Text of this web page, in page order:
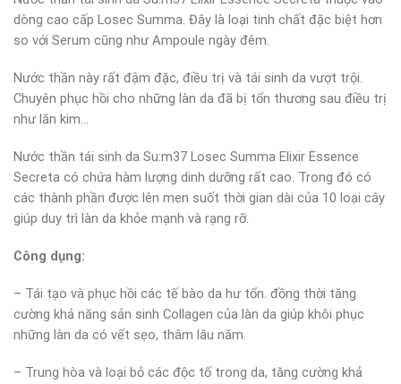
dòng cao cấp Losec Summa. Đây là loại tinh chất đặc biệt hơn
so với Serum cũng như Ampoule ngày đêm.
Nước thần này rất đậm đặc, điều trị và tái sinh da vượt trội.
Chuyên phục hồi cho những làn da đã bị tổn thương sau điều trị
như lăn kim…
Nước thần tái sinh da Su:m37 Losec Summa Elixir Essence
Secreta có chứa hàm lượng dinh dưỡng rất cao. Trong đó có
các thành phần được lên men suốt thời gian dài của 10 loại cây
giúp duy trì làn da khỏe mạnh và rạng rỡ.
Công dụng:
– Tái tạo và phục hồi các tế bào da hư tổn. đồng thời tăng
cường khả năng sản sinh Collagen của làn da giúp khôi phục
những làn da có vết sẹo, thâm lâu năm.
– Trung hòa và loại bỏ các độc tố trong da, tăng cường khả